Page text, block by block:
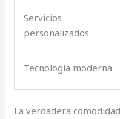
Servicios
personalizados
Tecnología moderna
La verdadera